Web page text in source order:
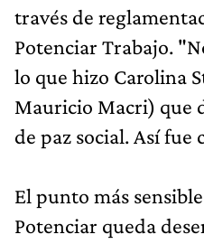
través de
Potenciar Trabajo.
lo que hizo Carolina
Mauricio Macri) que
de paz social. Así fue
El punto más
Potenciar queda